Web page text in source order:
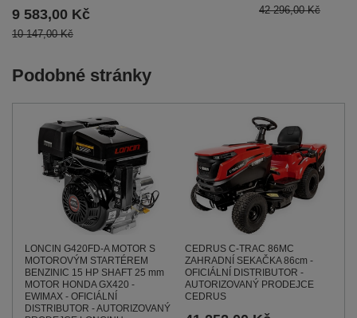
9 583,00 Kč
10 147,00 Kč
42 296,00 Kč
Podobné stránky
LONCIN G420FD-A MOTOR S
MOTOROVÝM STARTÉREM
BENZINIC 15 HP SHAFT 25 mm
MOTOR HONDA GX420 -
EWIMAX - OFICIÁLNÍ
DISTRIBUTOR - AUTORIZOVANÝ
CEDRUS C-TRAC 86MC
ZAHRADNÍ SEKAČKA 86cm -
OFICIÁLNÍ DISTRIBUTOR -
AUTORIZOVANÝ PRODEJCE
CEDRUS